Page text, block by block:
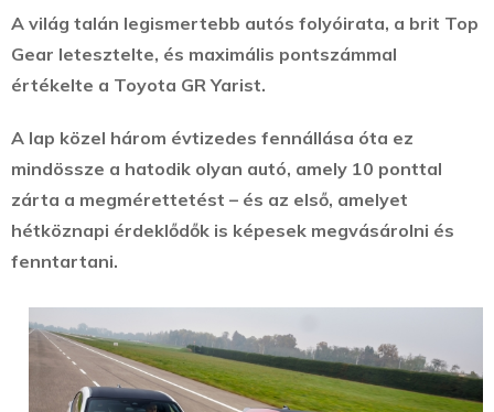
A világ talán legismertebb autós folyóirata, a brit Top
Gear letesztelte, és maximális pontszámmal
értékelte a Toyota GR Yarist.
A lap közel három évtizedes fennállása óta ez
mindössze a hatodik olyan autó, amely 10 ponttal
zárta a megmérettetést – és az első, amelyet
hétköznapi érdeklődők is képesek megvásárolni és
fenntartani.